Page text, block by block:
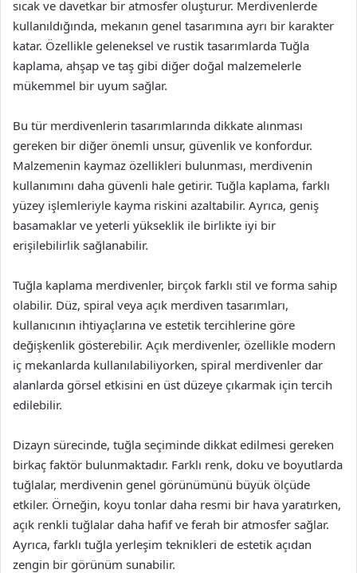
sıcak ve davetkar bir atmosfer oluşturur. Merdivenlerde
kullanıldığında, mekanın genel tasarımına ayrı bir karakter
katar. Özellikle geleneksel ve rustik tasarımlarda Tuğla
kaplama, ahşap ve taş gibi diğer doğal malzemelerle
mükemmel bir uyum sağlar.
Bu tür merdivenlerin tasarımlarında dikkate alınması
gereken bir diğer önemli unsur, güvenlik ve konfordur.
Malzemenin kaymaz özellikleri bulunması, merdivenin
kullanımını daha güvenli hale getirir. Tuğla kaplama, farklı
yüzey işlemleriyle kayma riskini azaltabilir. Ayrıca, geniş
basamaklar ve yeterli yükseklik ile birlikte iyi bir
erişilebilirlik sağlanabilir.
Tuğla kaplama merdivenler, birçok farklı stil ve forma sahip
olabilir. Düz, spiral veya açık merdiven tasarımları,
kullanıcının ihtiyaçlarına ve estetik tercihlerine göre
değişkenlik gösterebilir. Açık merdivenler, özellikle modern
iç mekanlarda kullanılabiliyorken, spiral merdivenler dar
alanlarda görsel etkisini en üst düzeye çıkarmak için tercih
edilebilir.
Dizayn sürecinde, tuğla seçiminde dikkat edilmesi gereken
birkaç faktör bulunmaktadır. Farklı renk, doku ve boyutlarda
tuğlalar, merdivenin genel görünümünü büyük ölçüde
etkiler. Örneğin, koyu tonlar daha resmi bir hava yaratırken,
açık renkli tuğlalar daha hafif ve ferah bir atmosfer sağlar.
Ayrıca, farklı tuğla yerleşim teknikleri de estetik açıdan
zengin bir görünüm sunabilir.